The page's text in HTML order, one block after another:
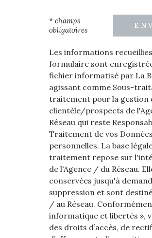
* champs
obligatoires
Les informations
formulaire sont
fichier informatisé par La
agissant comme Sous-
traitement pour la gestion
clientèle/prospects de
Réseau qui reste
Traitement de vos Données
personnelles. La base
traitement repose sur
de l'Agence / du Réseau.
conservées jusqu'à
suppression et sont
/ au Réseau.
informatique et libertés »,
des droits d’accès, de